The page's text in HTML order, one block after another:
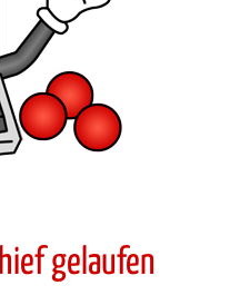
gelaufen